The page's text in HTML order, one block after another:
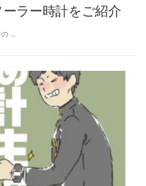
ラー時計をご紹介
…